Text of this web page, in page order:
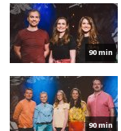
90 min
90 min